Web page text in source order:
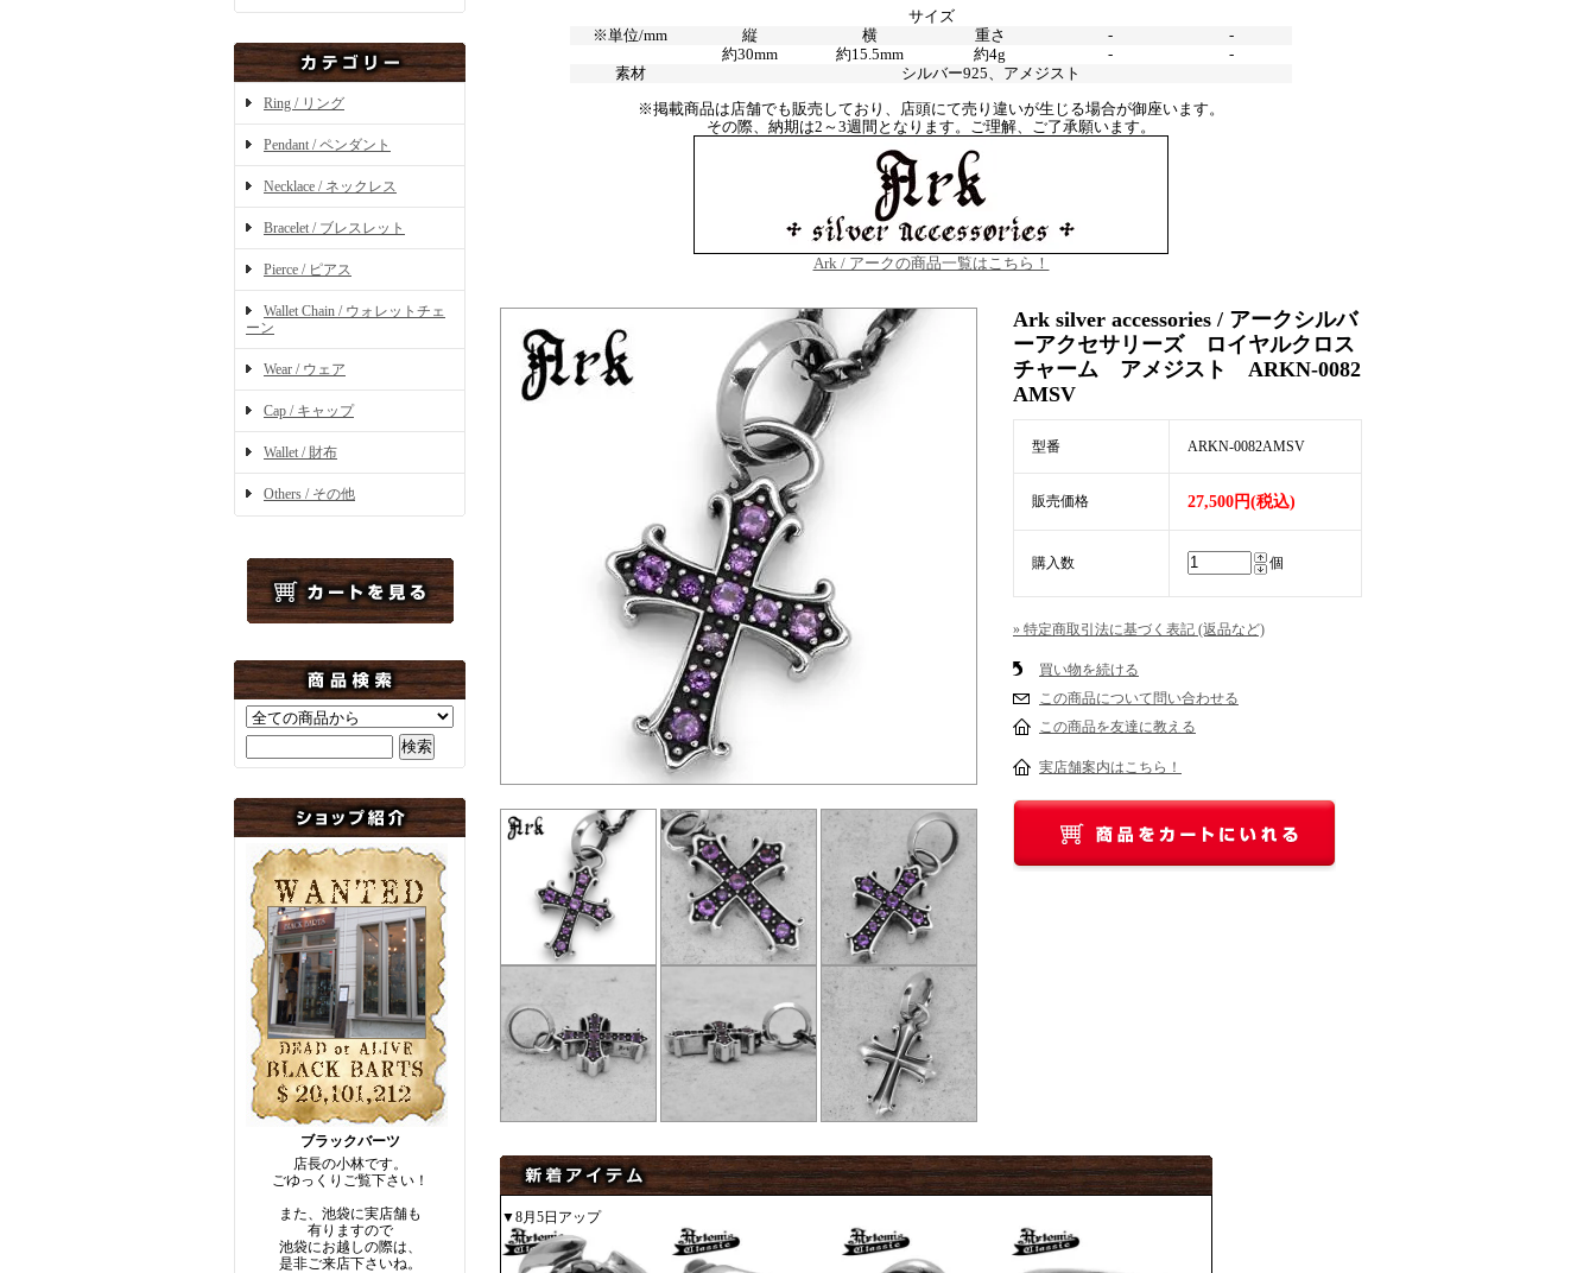
Ring / リング
Pendant / ペンダント
Necklace / ネックレス
Bracelet / ブレスレット
Pierce / ピアス
Wallet Chain / ウォレットチェ
ーン
Wear / ウェア
Cap / キャップ
Wallet / 財布
Others / その他
ブラックバーツ
店長の小林です。
ごゆっくりご覧下さい！
また、池袋に実店舗も
有りますので
池袋にお越しの際は、
是非ご来店下さいね。
サイズ
※単位/mm
縦 横 重さ -
-
約30mm
約15.5mm 約4g -
-
素材
シルバー925、アメジスト
※掲載商品は店舗でも販売しており、店頭にて売り違いが生じる場合が御座います。
その際、納期は2～3週間となります。ご理解、ご了承願います。
Ark / アークの商品一覧はこちら！
Ark silver accessories / アークシルバ
ーアクセサリーズ ロイヤルクロス
チャーム アメジスト ARKN-0082
AMSV
型番 ARKN-0082AMSV
販売価格 27,500円(税込)
購入数 個
» 特定商取引法に基づく表記 (返品など)
買い物を続ける
この商品について問い合わせる
この商品を友達に教える
実店舗案内はこちら！
▼8月5日アップ